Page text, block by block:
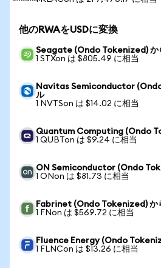
他のRWAをUSDに変換
Seagate (Ondo Tokenized) か
1 STXon は $805.49 に相当
Navitas Semiconductor
ル
1 NVTSon は $14.02 に相当
Quantum Computing (Ondo
1 QUBTon は $9.24 に相当
ON Semiconductor (Ondo
1 ONon は $81.73 に相当
Fabrinet (Ondo Tokenized) か
1 FNon は $569.72 に相当
Fluence Energy (Ondo
1 FLNCon は $13.26 に相当